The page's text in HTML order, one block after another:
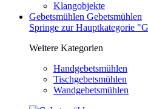
Klangobjekte
Gebetsmühlen Gebetsmühlen
Springe zur Hauptkategorie
Weitere Kategorien
Handgebetsmühlen
Tischgebetsmühlen
Wandgebetsmühlen